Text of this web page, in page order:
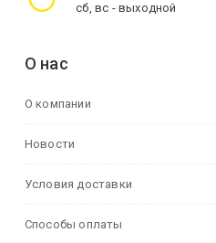
сб, вс - выходной
О нас
О компании
Новости
Условия доставки
Способы оплаты